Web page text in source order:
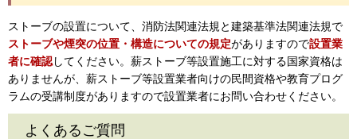
ストーブの設置について、消防法関連法規と建築基準法関連法規で
ストーブや煙突の位置・構造についての規定がありますので設置業
者に確認してください。薪ストーブ等設置施工に対する国家資格は
ありませんが、薪ストーブ等設置業者向けの民間資格や教育プログ
ラムの受講制度がありますので設置業者にお問い合わせください。
よくあるご質問